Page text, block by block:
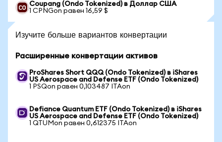
Coupang (Ondo Tokenized) в Доллар США
1 CPNGon равен 16,59 $
Изучите больше вариантов конвертации
Расширенные конвертации активов
ProShares Short QQQ (Ondo Tokenized) в iShares
US Aerospace and Defense ETF (Ondo Tokenized)
1 PSQon равен 0,103487 ITAon
Defiance Quantum ETF (Ondo Tokenized) в iShares
US Aerospace and Defense ETF (Ondo Tokenized)
1 QTUMon равен 0,612375 ITAon